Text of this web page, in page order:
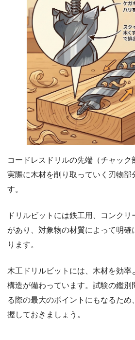
コードレスドリルの先端（チャック
実際に木材を削り取っていく刃物部
す。
ドリルビットには鉄工用、コンク
があり、対象物の材質によって明確
ります。
木工ドリルビットには、木材を効率
構造が備わっています。試験の鑑別
る際の最大のポイントにもなるた
握しておきましょう。